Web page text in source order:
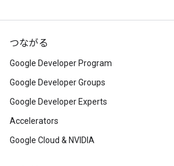
つながる
Google Developer Program
Google Developer Groups
Google Developer Experts
Accelerators
Google Cloud & NVIDIA